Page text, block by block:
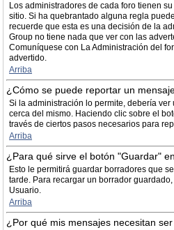
Los administradores de cada foro tienen
sitio. Si ha quebrantado alguna regla
recuerde que esta es una decisión de la
Group no tiene nada que ver con las
Comuníquese con La Administración del
advertido.
Arriba
¿Cómo se puede reportar un
Si la administración lo permite, debería
cerca del mismo. Haciendo clic sobre el
través de ciertos pasos necesarios para
Arriba
¿Para qué sirve el botón "Guardar"
Esto le permitirá guardar borradores que
tarde. Para recargar un borrador
Usuario.
Arriba
¿Por qué mis mensajes necesitan